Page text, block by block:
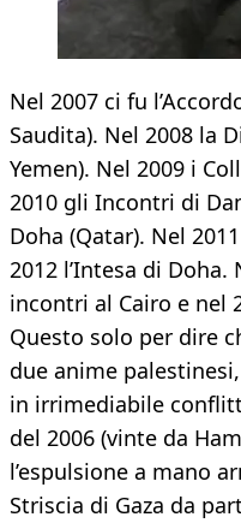
Nel 2007 ci fu
Saudita). Nel 2008 la
Yemen). Nel 2009 i
2010 gli Incontri di
Doha (Qatar). Nel
2012 l’Intesa di
incontri al Cairo e nel
Questo solo per dire
due anime
in irrimediabile
del 2006 (vinte da
l’espulsione a mano
Striscia di Gaza da